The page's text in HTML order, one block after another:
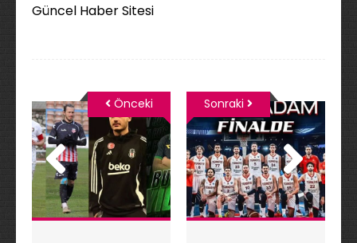
Güncel Haber Sitesi
Önceki Sonraki